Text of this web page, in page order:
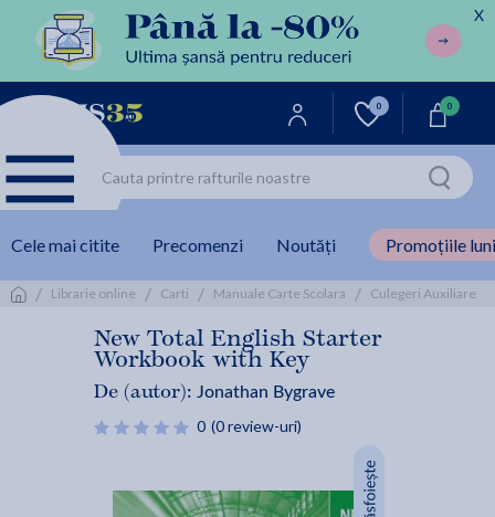
X
0 0
Cele mai citite Precomenzi Noutăți Promoțiile
/ Librarie online / Carti / Manuale Carte Scolara / Culegeri Auxiliare
New Total English Starter
Workbook with Key
De (autor): Jonathan Bygrave
0 (0 review-uri)